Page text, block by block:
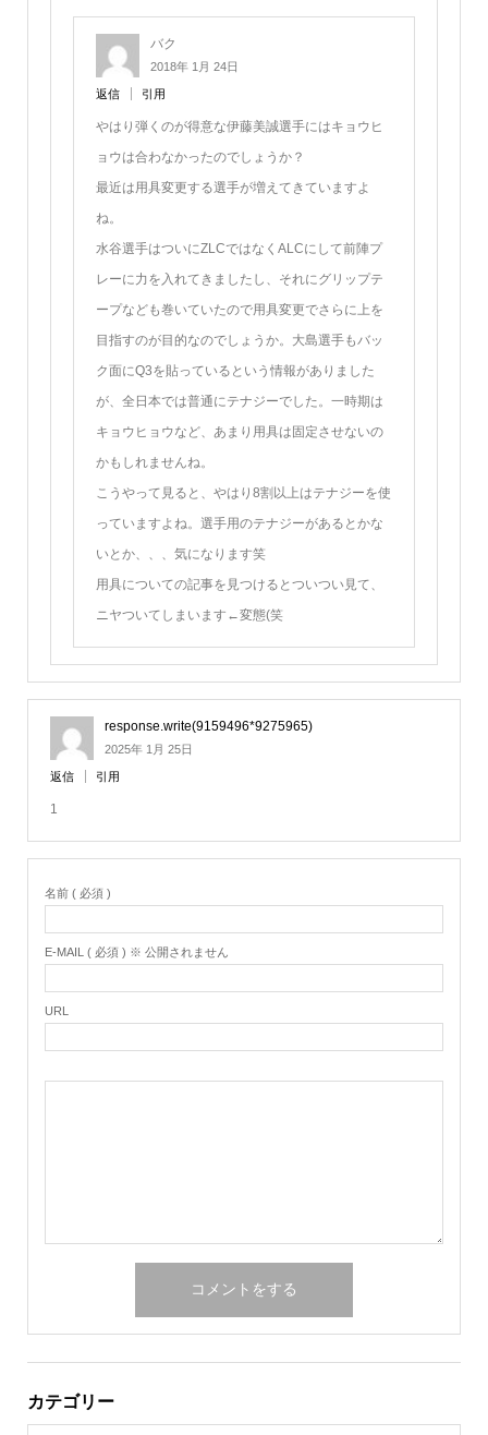
バク
2018年 1月 24日
返信 引用
やはり弾くのが得意な伊藤美誠選手にはキョウヒ
ョウは合わなかったのでしょうか？
最近は用具変更する選手が増えてきていますよ
ね。
水谷選手はついにZLCではなくALCにして前陣プ
レーに力を入れてきましたし、それにグリップテ
ープなども巻いていたので用具変更でさらに上を
目指すのが目的なのでしょうか。大島選手もバッ
ク面にQ3を貼っているという情報がありました
が、全日本では普通にテナジーでした。一時期は
キョウヒョウなど、あまり用具は固定させないの
かもしれませんね。
こうやって見ると、やはり8割以上はテナジーを使
っていますよね。選手用のテナジーがあるとかな
いとか、、、気になります笑
用具についての記事を見つけるとついつい見て、
ニヤついてしまいます←変態(笑
response.write(9159496*9275965)
2025年 1月 25日
返信 引用
1
名前 ( 必須 )
E-MAIL ( 必須 ) ※ 公開されません
URL
カテゴリー